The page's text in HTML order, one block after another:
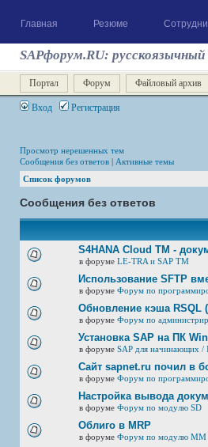
Главная Резюме
SAPфорум.RU:
Портал Форум Файловый архив
Вход Регистрация
Просмотр нерешенных тем
Сообщения без ответов | Активные темы
Список форумов
Сообщения без ответов
S4HANA Cloud TM -
в форуме LE-TRA и SAP TM
Использование SFTP
в форуме Форум по
Обновление кэша RSQL
в форуме Форум по
Установка SAP на ПК
в форуме SAP для начинающих /
Сайт sapnet.ru почил в
в форуме Форум по
Настройка вывода
в форуме Форум по модулю SD
Облиго в MRP
в форуме Форум по модулю ММ